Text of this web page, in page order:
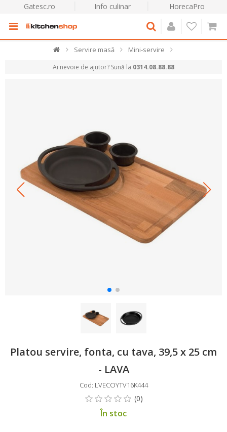
Gatesc.ro Info culinar HorecaPro
Servire masă Mini-servire
Ai nevoie de ajutor? Sună la 0314.08.88.88
Platou servire, fonta, cu tava, 39,5 x 25 cm
- LAVA
Cod: LVECOYTV16K444
În stoc